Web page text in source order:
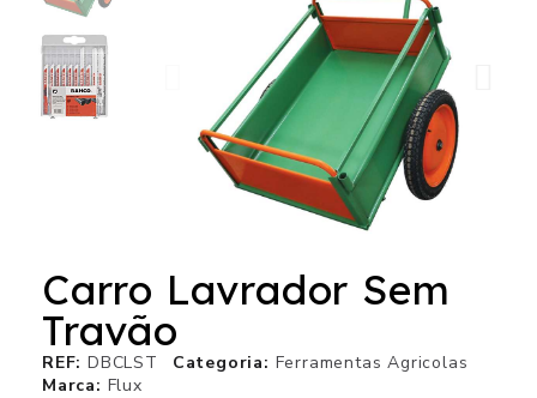
Carro Lavrador Sem
Travão
REF DBCLST Categoria
Ferramentas Agricolas
Marca
Flux